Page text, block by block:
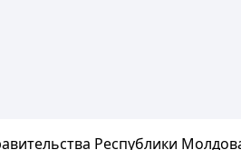
Республики